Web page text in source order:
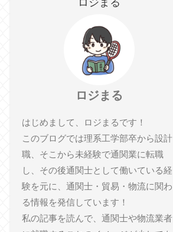
ロジまる
はじめまして、ロジまるです！
このブログでは理系工学部卒から設計
職、そこから未経験で通関業に転職
し、その後通関士として働いている経
験を元に、通関士・貿易・物流に関わ
る情報を発信しています！
私の記事を読んで、通関士や物流業者